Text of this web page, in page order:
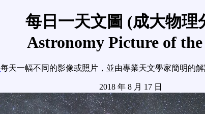
每日一天文圖 (成大物理
Astronomy Picture of
每天一幅不同的影像或照片，並由專業天文學家簡明的解
2018 年 8 月 17 日